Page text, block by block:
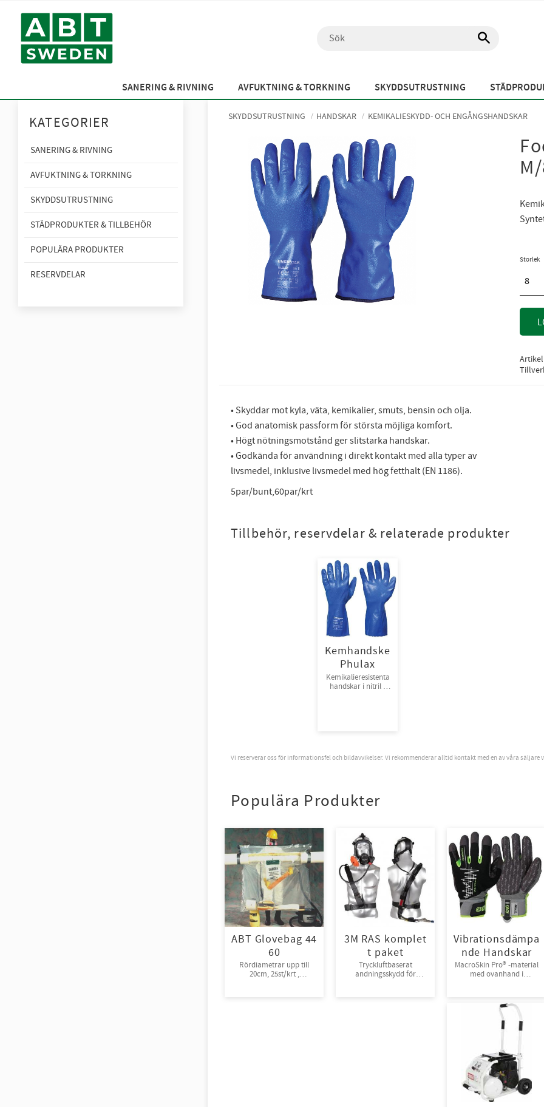
SANERING & RIVNING AVFUKTNING & TORKNING SKYDDSUTRUSTNING
SKYDDSUTRUSTNING HANDSKAR KEMIKALIESKYDD- OCH ENGÅNGSHANDSKAR
Storlek
8
• Skyddar mot kyla, väta, kemikalier, smuts, bensin och olja.
• God anatomisk passform för största möjliga komfort.
• Högt nötningsmotstånd ger slitstarka handskar.
• Godkända för användning i direkt kontakt med alla typer av
livsmedel, inklusive livsmedel med hög fetthalt (EN 1186).
5par/bunt,60par/krt
Tillbehör, reservdelar & relaterade produkter
Kemhandske
Phulax
Kemikalieresistenta
handskar i nitril •
Vi reserverar oss för informationsfel och bildavvikelser. Vi rekommenderar alltid kontakt med en av våra
Populära Produkter
ABT Glovebag 44
60
Rördiametrar upp till
20cm, 25st/krt ,
3M RAS komplet
t paket
Tryckluftbaserat
andningsskydd för
Vibrationsdämpa
nde Handskar
MacroSkin Pro® -material
med ovanhand i
6par/bunt
KATEGORIER
SANERING & RIVNING
AVFUKTNING & TORKNING
SKYDDSUTRUSTNING
STÄDPRODUKTER & TILLBEHÖR
POPULÄRA PRODUKTER
RESERVDELAR